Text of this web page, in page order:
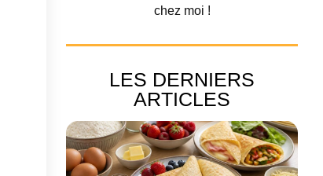
chez moi !
LES DERNIERS
ARTICLES